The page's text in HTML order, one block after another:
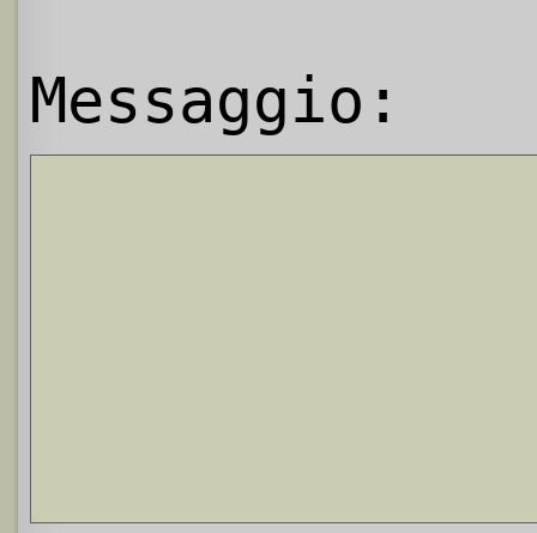
Messaggio: